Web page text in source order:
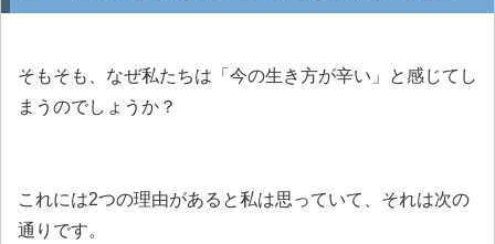
そもそも、なぜ私たちは「今の生き方が辛い」と感じてし
まうのでしょうか？
これには2つの理由があると私は思っていて、それは次の
通りです。